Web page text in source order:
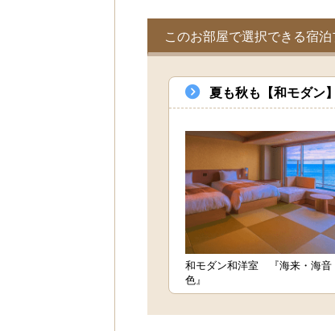
このお部屋で選択できる宿
夏も秋も【和モダン
和モダン和洋室 『海来・海音
色』